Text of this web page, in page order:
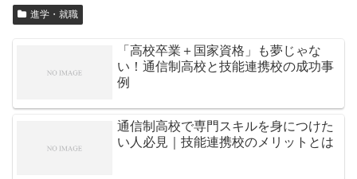
進学・就職
「高校卒業＋国家資格」も夢じゃな
い！通信制高校と技能連携校の成功事
例
通信制高校で専門スキルを身につけた
い人必見｜技能連携校のメリットとは